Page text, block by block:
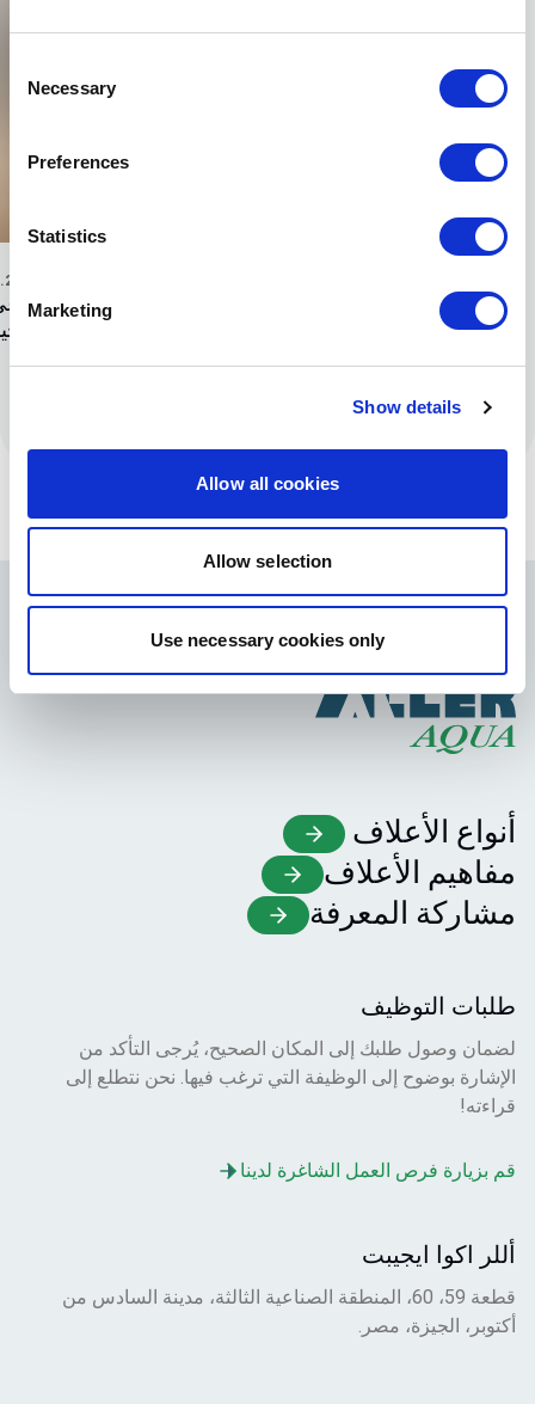
Selection
Necessary
Preferences
Statistics
Marketing
Show details
Allow all cookies
Allow selection
Use necessary cookies only
أللر أكوا تمدد رعايتها للفرع الأفريقي للجمعية العالمية
لل...
اكتشف المزيد من
مشاركة المعرفة
أنواع الأعلاف
مفاهيم الأعلاف
مشاركة المعرفة
طلبات التوظيف
لضمان وصول طلبك إلى المكان الصحيح، يُرجى التأكد من
الإشارة بوضوح إلى الوظيفة التي ترغب فيها. نحن نتطلع إلى
قراءته!
قم بزيارة فرص العمل الشاغرة لدينا
أللر اكوا ايجيبت
قطعة 59، 60، المنطقة الصناعية الثالثة، مدينة السادس من
أكتوبر، الجيزة، مصر.